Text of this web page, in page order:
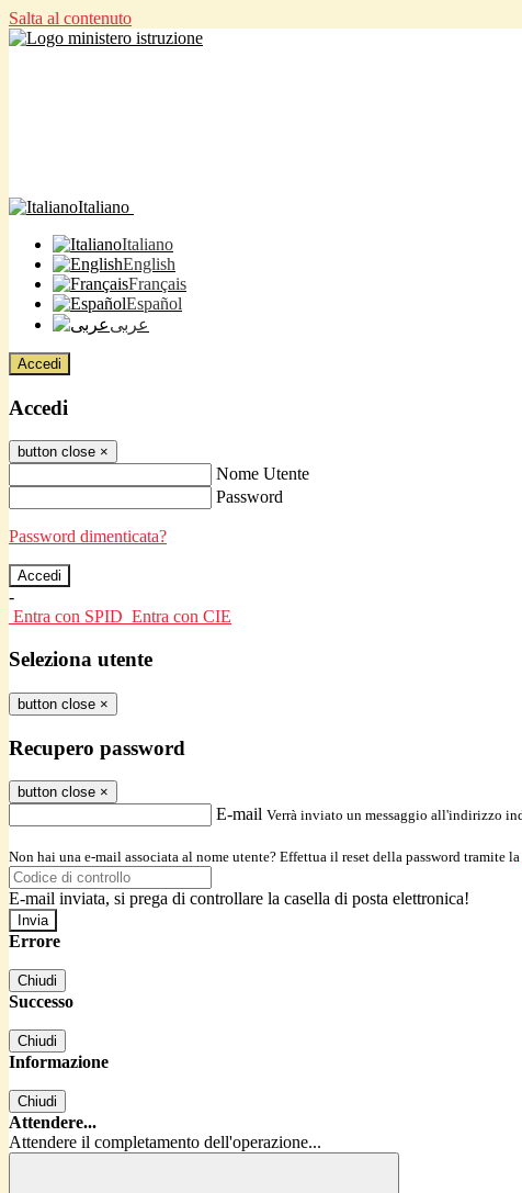
Salta al contenuto
Italiano
Italiano
English
Français
Español
عربى
Accedi
Accedi
button close ×
Nome Utente
Password
Password dimenticata?
-
Entra con SPID Entra con CIE
Seleziona utente
button close ×
Recupero password
button close ×
E-mail Verrà inviato un messaggio all'indirizzo
Non hai una e-mail associata al nome utente? Effettua il reset della password tramite la
E-mail inviata, si prega di controllare la casella di posta elettronica!
Errore
Chiudi
Successo
Chiudi
Informazione
Chiudi
Attendere...
Attendere il completamento dell'operazione...